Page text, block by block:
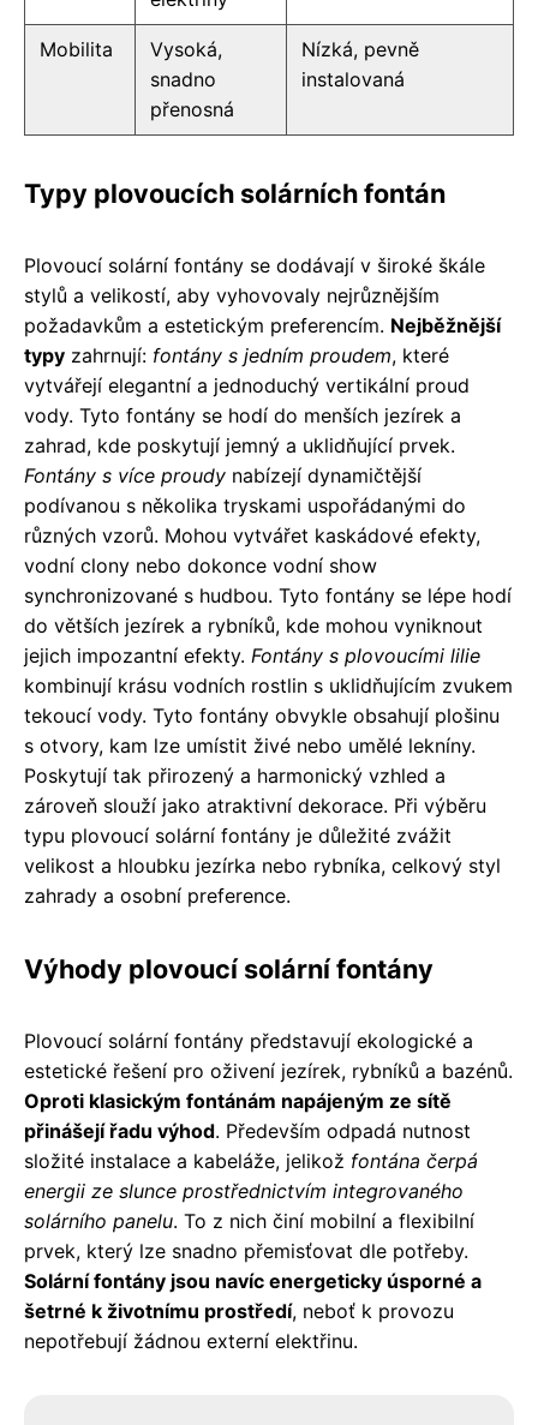
Mobilita
Vysoká,
snadno
přenosná
Nízká, pevně
instalovaná
Typy plovoucích solárních fontán
Plovoucí solární fontány se dodávají v široké škále
stylů a velikostí, aby vyhovovaly nejrůznějším
požadavkům a estetickým preferencím. Nejběžnější
typy zahrnují: fontány s jedním proudem, které
vytvářejí elegantní a jednoduchý vertikální proud
vody. Tyto fontány se hodí do menších jezírek a
zahrad, kde poskytují jemný a uklidňující prvek.
Fontány s více proudy nabízejí dynamičtější
podívanou s několika tryskami uspořádanými do
různých vzorů. Mohou vytvářet kaskádové efekty,
vodní clony nebo dokonce vodní show
synchronizované s hudbou. Tyto fontány se lépe hodí
do větších jezírek a rybníků, kde mohou vyniknout
jejich impozantní efekty. Fontány s plovoucími lilie
kombinují krásu vodních rostlin s uklidňujícím zvukem
tekoucí vody. Tyto fontány obvykle obsahují plošinu
s otvory, kam lze umístit živé nebo umělé lekníny.
Poskytují tak přirozený a harmonický vzhled a
zároveň slouží jako atraktivní dekorace. Při výběru
typu plovoucí solární fontány je důležité zvážit
velikost a hloubku jezírka nebo rybníka, celkový styl
zahrady a osobní preference.
Výhody plovoucí solární fontány
Plovoucí solární fontány představují ekologické a
estetické řešení pro oživení jezírek, rybníků a bazénů.
Oproti klasickým fontánám napájeným ze sítě
přinášejí řadu výhod. Především odpadá nutnost
složité instalace a kabeláže, jelikož fontána čerpá
energii ze slunce prostřednictvím integrovaného
solárního panelu. To z nich činí mobilní a flexibilní
prvek, který lze snadno přemisťovat dle potřeby.
Solární fontány jsou navíc energeticky úsporné a
šetrné k životnímu prostředí, neboť k provozu
nepotřebují žádnou externí elektřinu.